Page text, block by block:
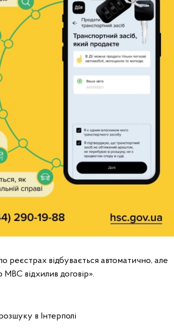
реєстрах відбувається автоматично, але
відхилив договір».
в Інтерполі